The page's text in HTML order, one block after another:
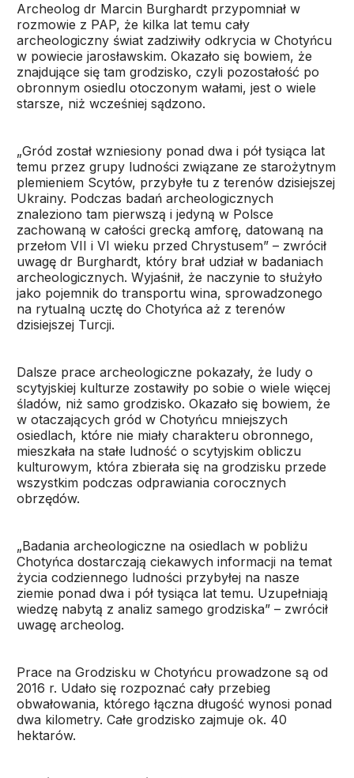
Archeolog dr Marcin Burghardt przypomniał w
rozmowie z PAP, że kilka lat temu cały
archeologiczny świat zadziwiły odkrycia w Chotyńcu
w powiecie jarosławskim. Okazało się bowiem, że
znajdujące się tam grodzisko, czyli pozostałość po
obronnym osiedlu otoczonym wałami, jest o wiele
starsze, niż wcześniej sądzono.
„Gród został wzniesiony ponad dwa i pół tysiąca lat
temu przez grupy ludności związane ze starożytnym
plemieniem Scytów, przybyłe tu z terenów dzisiejszej
Ukrainy. Podczas badań archeologicznych
znaleziono tam pierwszą i jedyną w Polsce
zachowaną w całości grecką amforę, datowaną na
przełom VII i VI wieku przed Chrystusem” – zwrócił
uwagę dr Burghardt, który brał udział w badaniach
archeologicznych. Wyjaśnił, że naczynie to służyło
jako pojemnik do transportu wina, sprowadzonego
na rytualną ucztę do Chotyńca aż z terenów
dzisiejszej Turcji.
Dalsze prace archeologiczne pokazały, że ludy o
scytyjskiej kulturze zostawiły po sobie o wiele więcej
śladów, niż samo grodzisko. Okazało się bowiem, że
w otaczających gród w Chotyńcu mniejszych
osiedlach, które nie miały charakteru obronnego,
mieszkała na stałe ludność o scytyjskim obliczu
kulturowym, która zbierała się na grodzisku przede
wszystkim podczas odprawiania corocznych
obrzędów.
„Badania archeologiczne na osiedlach w pobliżu
Chotyńca dostarczają ciekawych informacji na temat
życia codziennego ludności przybyłej na nasze
ziemie ponad dwa i pół tysiąca lat temu. Uzupełniają
wiedzę nabytą z analiz samego grodziska” – zwrócił
uwagę archeolog.
Prace na Grodzisku w Chotyńcu prowadzone są od
2016 r. Udało się rozpoznać cały przebieg
obwałowania, którego łączna długość wynosi ponad
dwa kilometry. Całe grodzisko zajmuje ok. 40
hektarów.